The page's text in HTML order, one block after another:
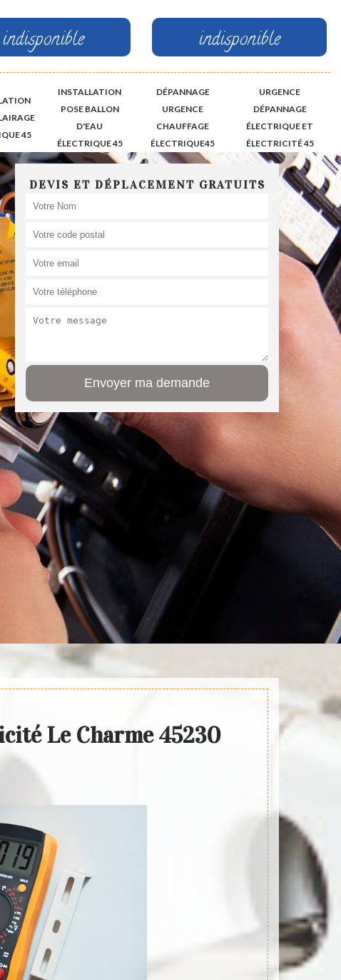
indisponible indisponible
45
INSTALLATION
POSE BALLON
D'EAU
ÉLECTRIQUE 45
DÉPANNAGE
URGENCE
CHAUFFAGE
ÉLECTRIQUE45
URGENCE
DÉPANNAGE
ÉLECTRIQUE ET
ÉLECTRICITÉ 45
DEVIS ET DÉPLACEMENT GRATUITS
Le Charme 45230